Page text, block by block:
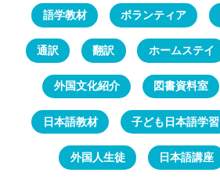
語学教材 ボランティア
通訳 翻訳 ホームステイ
外国文化紹介 図書資料室
日本語教材 子ども日本語学習
外国人生徒 日本語講座